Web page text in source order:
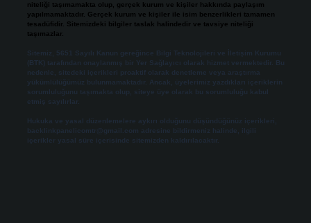
niteliği taşımamakta olup, gerçek kurum ve kişiler hakkında paylaşım
yapılmamaktadır. Gerçek kurum ve kişiler ile isim benzerlikleri tamamen
tesadüfidir. Sitemizdeki bilgiler taslak halindedir ve tavsiye niteliği
taşımazlar.
Sitemiz, 5651 Sayılı Kanun gereğince Bilgi Teknolojileri ve İletişim Kurumu
(BTK) tarafından onaylanmış bir Yer Sağlayıcı olarak hizmet vermektedir. Bu
nedenle, sitedeki içerikleri proaktif olarak denetleme veya araştırma
yükümlülüğümüz bulunmamaktadır. Ancak, üyelerimiz yazdıkları içeriklerin
sorumluluğunu taşımakta olup, siteye üye olarak bu sorumluluğu kabul
etmiş sayılırlar.
Hukuka ve yasal düzenlemelere aykırı olduğunu düşündüğünüz içerikleri,
backlinkpanelicomtr@gmail.com adresine bildirmeniz halinde, ilgili
içerikler yasal süre içerisinde sitemizden kaldırılacaktır.